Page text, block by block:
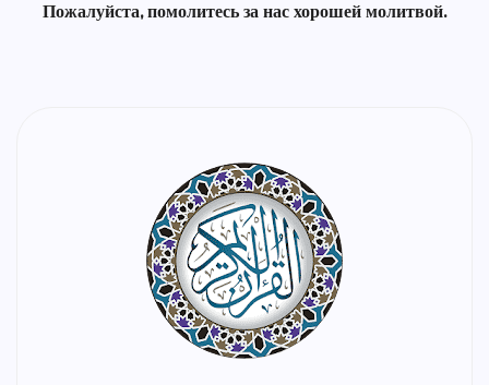
Пожалуйста, помолитесь за нас хорошей молитвой.